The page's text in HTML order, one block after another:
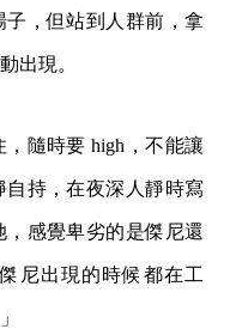
，但站到人群前，拿
出現。
隨時要 high，不能讓
持，在夜深人靜時寫
感覺卑劣的是傑尼還
尼出現的時候都在工